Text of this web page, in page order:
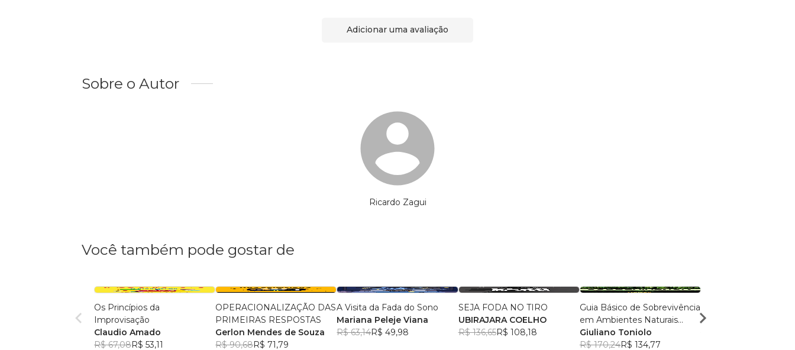
Adicionar uma avaliação
Sobre o Autor
Ricardo Zagui
Você também pode gostar de
Os Princípios da
Improvisação
Claudio Amado
R$ 67,08R$ 53,11
OPERACIONALIZAÇÃO DAS
PRIMEIRAS RESPOSTAS
Gerlon Mendes de Souza
R$ 90,68R$ 71,79
A Visita da Fada do Sono
Mariana Peleje Viana
R$ 63,14R$ 49,98
SEJA FODA NO TIRO
UBIRAJARA COELHO
R$ 136,65R$ 108,18
Guia Básico de Sobrevivência
em Ambientes Naturais
Hostis do Brasil (Colorido)
Giuliano Toniolo
R$ 170,24R$ 134,77
Andrêsa Araújo